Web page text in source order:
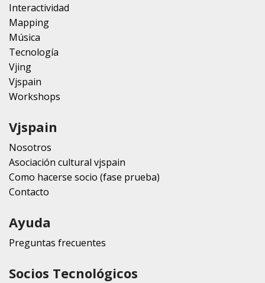
Interactividad
Mapping
Música
Tecnología
Vjing
Vjspain
Workshops
Vjspain
Nosotros
Asociación cultural vjspain
Como hacerse socio (fase prueba)
Contacto
Ayuda
Preguntas frecuentes
Socios Tecnológicos